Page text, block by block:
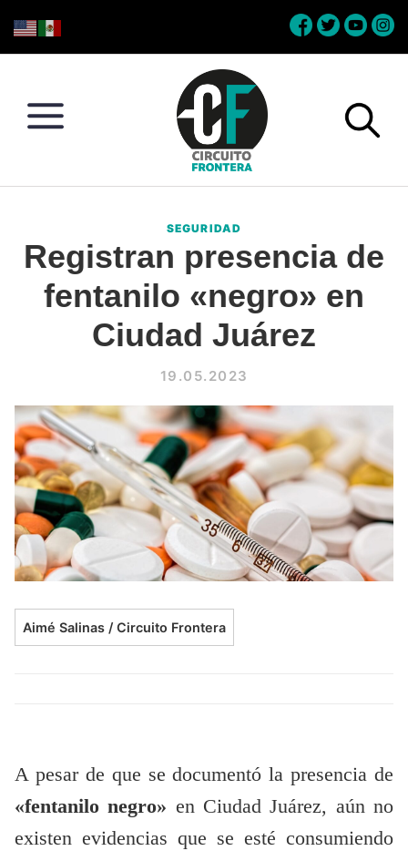
to
to
to
to
Conéctate
la
frontera
SEGURIDAD
Registran presencia de
fentanilo «negro» en
Ciudad Juárez
19.05.2023
Aimé Salinas / Circuito Frontera
A pesar de que se documentó la presencia de
«fentanilo negro» en Ciudad Juárez, aún no
existen evidencias que se esté consumiendo